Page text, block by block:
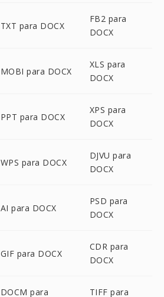
TXT para DOCX
FB2 para
DOCX
MOBI para DOCX
XLS para
DOCX
PPT para DOCX
XPS para
DOCX
WPS para DOCX
DJVU para
DOCX
AI para DOCX
PSD para
DOCX
GIF para DOCX
CDR para
DOCX
DOCM para
TIFF para